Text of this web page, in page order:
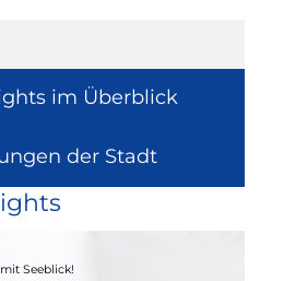
im Überblick
der Stadt
Seeblick!